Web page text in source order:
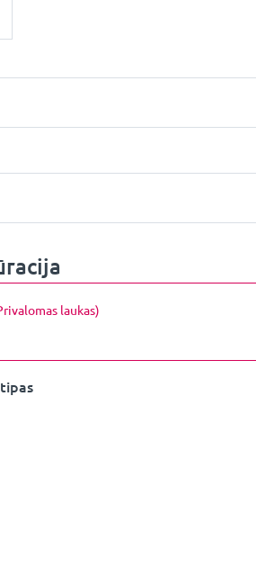
laukas)